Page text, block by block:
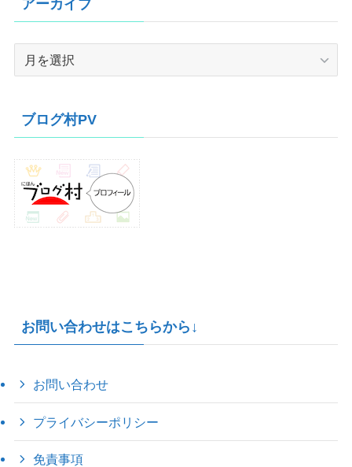
アーカイブ
ブ
ブログ村PV
お問い合わせはこちらから↓
お問い合わせ
プライバシーポリシー
免責事項